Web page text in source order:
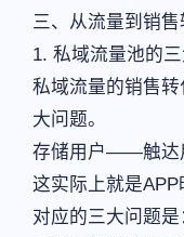
三、从流量到销
1. 私域流量池的
私域流量的销售
大问题。
存储用户——触
这实际上就是APP
对应的三大问题是